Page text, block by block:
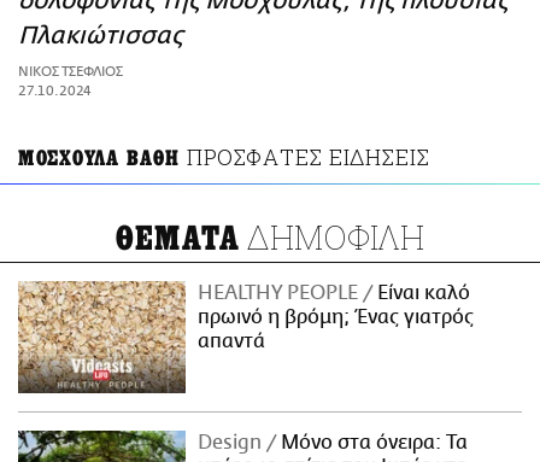
ΑΜΠΑ
PRINT
Πλακιώτισσας
ΝΙΚΟΣ ΤΣΕΦΛΙΟΣ
27.10.2024
ΜΟΣΧΟΥΛΑ ΒΑΘΗ ΠΡΟΣΦΑΤΕΣ ΕΙΔΗΣΕΙΣ
ΘΕΜΑΤΑ ΔΗΜΟΦΙΛΗ
HEALTHY PEOPLE
Είναι καλό
πρωινό η βρόμη; Ένας γιατρός
απαντά
Design
Μόνο στα όνειρα: Τα